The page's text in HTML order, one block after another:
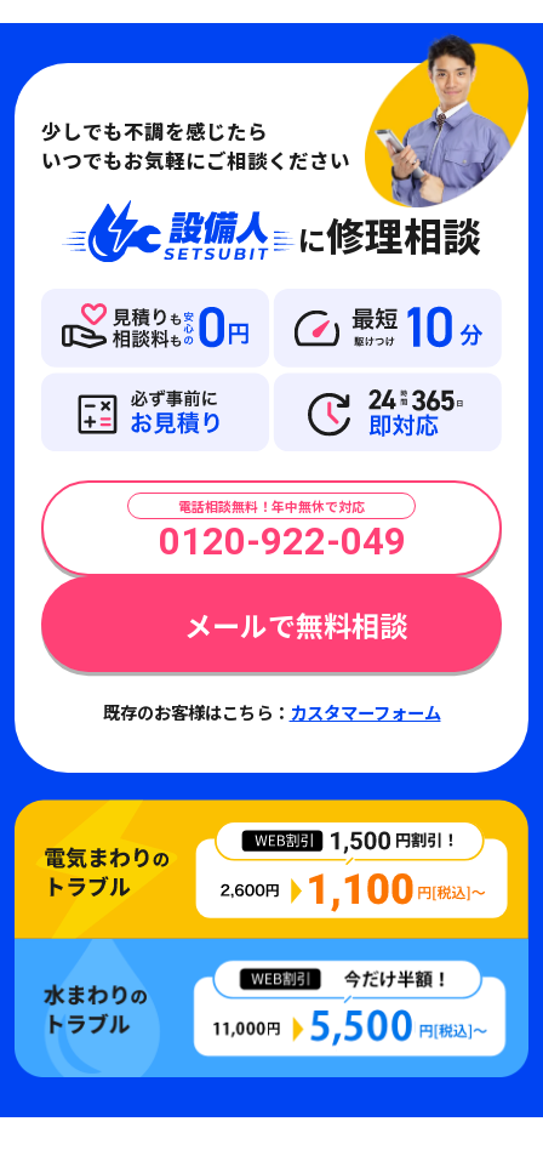
少しでも不調を感じたら
いつでもお気軽にご相談ください
に修理相談
電話相談無料！年中無休で対応
0120-922-049
メールで無料相談
既存のお客様はこちら： カスタマーフォーム